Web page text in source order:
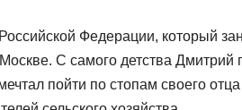
Федерации, который
С самого детства Дмитрий
пойти по стопам своего